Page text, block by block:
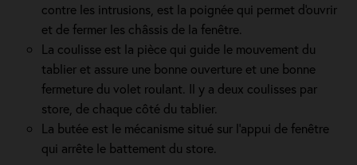
contre les intrusions, est la poignée qui permet d'ouvrir
et de fermer les châssis de la fenêtre.
La coulisse est la pièce qui guide le mouvement du
tablier et assure une bonne ouverture et une bonne
fermeture du volet roulant. Il y a deux coulisses par
store, de chaque côté du tablier.
La butée est le mécanisme situé sur l’appui de fenêtre
qui arrête le battement du store.